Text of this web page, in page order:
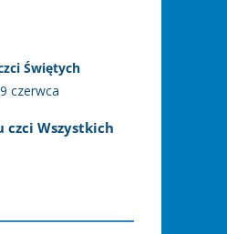
Świętych
czerwca
czci Wszystkich